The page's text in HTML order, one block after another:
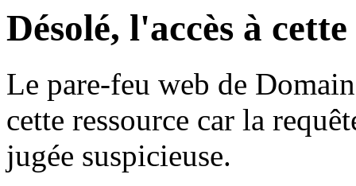
Désolé, l'accès à
Le pare-feu web de
cette ressource car la
jugée suspicieuse.